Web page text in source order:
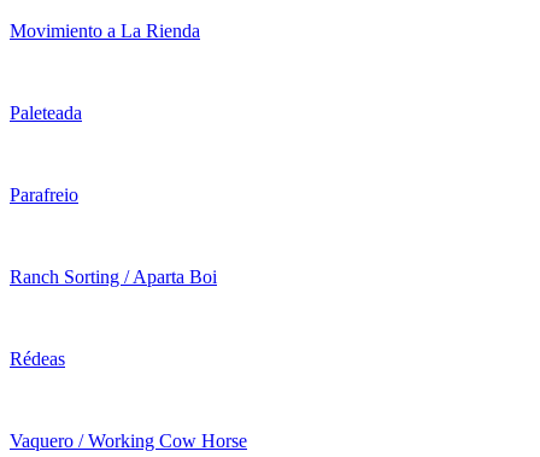
Movimiento a La Rienda
Paleteada
Parafreio
Ranch Sorting / Aparta Boi
Rédeas
Vaquero / Working Cow Horse